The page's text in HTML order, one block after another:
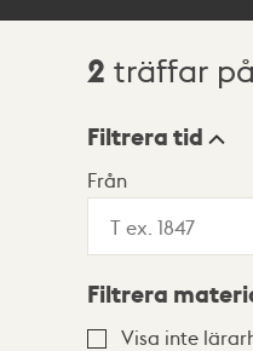
Sökresultat
2 träffar på
Visningsläge
Lista
Filtrera tid
Från
Filtrera
Visa inte